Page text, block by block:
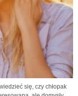
się, czy chłopak